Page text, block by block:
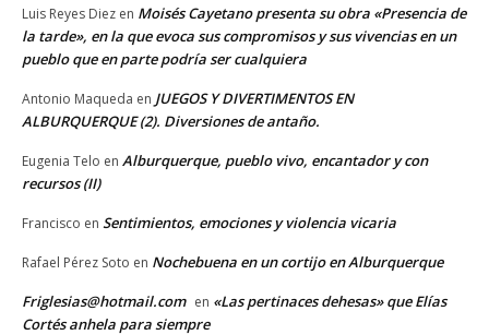
Luis Reyes Diez en Moisés Cayetano presenta su obra «Presencia de
la tarde», en la que evoca sus compromisos y sus vivencias en un
pueblo que en parte podría ser cualquiera
Antonio Maqueda en JUEGOS Y DIVERTIMENTOS EN
ALBURQUERQUE (2). Diversiones de antaño.
Eugenia Telo en Alburquerque, pueblo vivo, encantador y con
recursos (II)
Francisco en Sentimientos, emociones y violencia vicaria
Rafael Pérez Soto en Nochebuena en un cortijo en Alburquerque
Friglesias@hotmail.com en «Las pertinaces dehesas» que Elías
Cortés anhela para siempre